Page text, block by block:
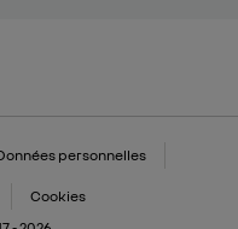
personnelles
Cookies